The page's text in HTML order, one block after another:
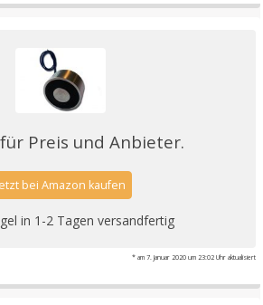
Preis und Anbieter.
bei Amazon kaufen
in 1-2 Tagen versandfertig
* am 7. Januar 2020 um 23:02 Uhr aktualisiert